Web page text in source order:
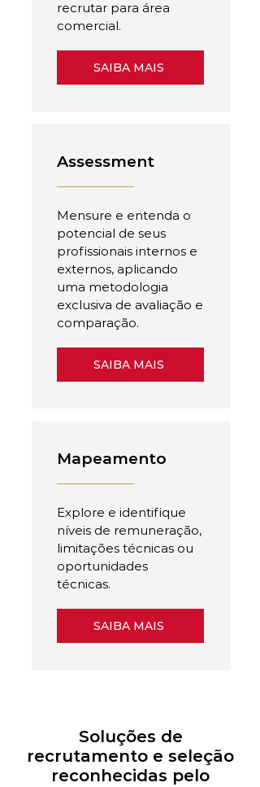
recrutar para área
comercial.
SAIBA MAIS
Assessment
Mensure e entenda o
potencial de seus
profissionais internos e
externos, aplicando
uma metodologia
exclusiva de avaliação e
comparação.
SAIBA MAIS
Mapeamento
Explore e identifique
níveis de remuneração,
limitações técnicas ou
oportunidades
técnicas.
SAIBA MAIS
Soluções de
recrutamento e seleção
reconhecidas pelo